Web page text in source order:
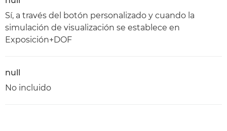
Sí, a través del botón personalizado y cuando la
simulación de visualización se establece en
Exposición+DOF
null
No incluido